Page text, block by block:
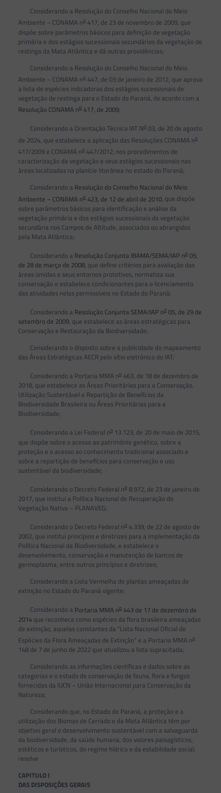
Considerando a Resolução do Conselho Nacional do Meio
Ambiente – CONAMA no417, de 23 de novembro de 2009, que
dispõe sobre parâmetros básicos para definição de vegetação
primária e dos estágios sucessionais secundários da vegetação de
restinga da Mata Atlântica e dá outras providências;
Considerando a Resolução do Conselho Nacional do Meio
Ambiente – CONAMA no447, de 03 de janeiro de 2012, que aprova
a lista de espécies indicadoras dos estágios sucessionais de
vegetação de restinga para o Estado do Paraná, de acordo com a
Resolução CONAMA no417, de 2009;
Considerando a Orientação Técnica IAT No03, de 20 de agosto
de 2024, que estabelece a aplicação das Resoluções CONAMA no
417/2009 e CONAMA no447/2012, nos procedimentos de
caracterização da vegetação e seus estágios sucessionais nas
áreas localizadas na planície litorânea no estado do Paraná;
Considerando a Resolução do Conselho Nacional do Meio
Ambiente – CONAMA no423, de 12 de abril de 2010, que dispõe
sobre parâmetros básicos para identificação e análise da
vegetação primária e dos estágios sucessionais da vegetação
secundária nos Campos de Altitude, associados ou abrangidos
pela Mata Atlântica;
Considerando a Resolução Conjunta IBAMA/SEMA/IAP no05,
de 28 de março de 2008, que define critérios para avaliação das
áreas úmidas e seus entornos protetivos, normatiza sua
conservação e estabelece condicionantes para o licenciamento
das atividades nelas permissíveis no Estado do Paraná;
Considerando a Resolução Conjunta SEMA/IAP no05, de 29 de
setembro de 2009, que estabelece as áreas estratégicas para
Conservação e Restauração da Biodiversidade;
Considerando o disposto sobre a publicidade do mapeamento
das Áreas Estratégicas AECR pelo sítio eletrônico do IAT;
Considerando a Portaria MMA no463, de 18 de dezembro de
2018, que estabelece as Áreas Prioritárias para a Conservação,
Utilização Sustentável e Repartição de Benefícios da
Biodiversidade Brasileira ou Áreas Prioritárias para a
Biodiversidade;
Considerando a Lei Federal no13.123, de 20 de maio de 2015,
que dispõe sobre o acesso ao patrimônio genético, sobre a
proteção e o acesso ao conhecimento tradicional associado e
sobre a repartição de benefícios para conservação e uso
sustentável da biodiversidade;
Considerando o Decreto Federal no8.972, de 23 de janeiro de
2017, que institui a Política Nacional de Recuperação de
Vegetação Nativa – PLANAVEG;
Considerando o Decreto Federal no4.339, de 22 de agosto de
2002, que institui princípios e diretrizes para a implementação da
Política Nacional da Biodiversidade, e estabelece o
desenvolvimento, conservação e manutenção de bancos de
germoplasma, entre outros princípios e diretrizes;
Considerando a Lista Vermelha de plantas ameaçadas de
extinção no Estado do Paraná vigente;
Considerando a Portaria MMA no443 de 17 de dezembro de
2014que reconhece como espécies da flora brasileira ameaçadas
de extinção, aquelas constantes da “Lista Nacional Oficial de
Espécies da Flora Ameaçadas de Extinção” e a Portaria MMA no
148 de 7 de junho de 2022 que atualizou a lista supracitada;
Considerando as informações científicas e dados sobre as
categorias e o estado de conservação de fauna, flora e fungos
fornecidas da IUCN – União Internacional para Conservação da
Natureza;
Considerando que, no Estado do Paraná, a proteção e a
utilização dos Biomas de Cerrado e da Mata Atlântica têm por
objetivo geral o desenvolvimento sustentável com a salvaguarda
da biodiversidade, da saúde humana, dos valores paisagísticos,
estéticos e turísticos, do regime hídrico e da estabilidade social;
resolve
CAPITULO I
DAS DISPOSIÇÕES GERAIS